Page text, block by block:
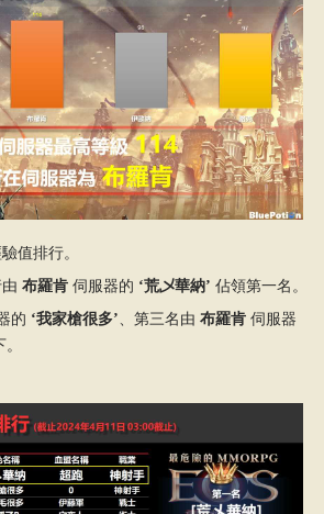
值排行。
布羅肯伺服器的 ‘荒乄華納’ 佔領第一名。
的 ‘我家槍很多’ 、第三名由 布羅肯伺服器